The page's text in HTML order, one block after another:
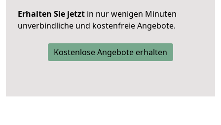
Erhalten Sie jetzt in nur wenigen Minuten
unverbindliche und kostenfreie Angebote.
Kostenlose Angebote erhalten